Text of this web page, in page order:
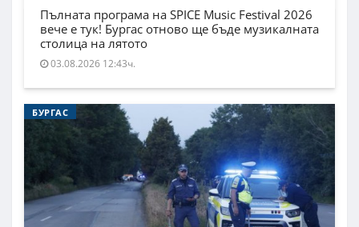
Пълната програма на SPICE Music Festival 2026
вече е тук! Бургас отново ще бъде музикалната
столица на лятото
03.08.2026 12:43ч.
БУРГАС